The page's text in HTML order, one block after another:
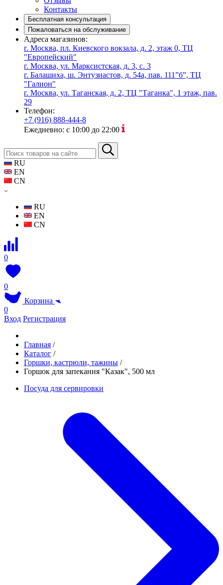
Контакты
Бесплатная консультация
Пожаловаться на обслуживание
Адреса магазинов:
г. Москва, пл. Киевского вокзала, д. 2, этаж 0, ТЦ
"Европейский"
г. Москва, ул. Марксистская, д. 3, с. 3
г. Балашиха, ш. Энтузиастов, д. 54а, пав. 111”б”, ТЦ
"Галион"
г. Москва, ул. Таганская, д. 2, ТЦ "Таганка", 1 этаж, пав.
29
Телефон:
+7 (916) 888-444-8
Ежедневно: с 10:00 до 22:00
RU
EN
CN
RU
EN
CN
0
0
Корзина
0
Вход Регистрация
Главная /
Каталог /
Горшки, кастрюли, тажины /
Горшок для запекания "Казак", 500 мл
Посуда для сервировки